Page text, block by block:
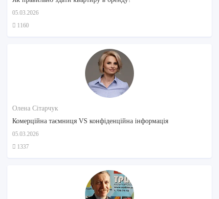
05.03.2026
1160
Олена Сітарчук
Комерційна таємниця VS конфіденційна інформація
05.03.2026
1337